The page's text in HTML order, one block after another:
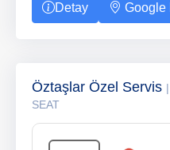
Detay Google
Öztaşlar Özel Servis
SEAT